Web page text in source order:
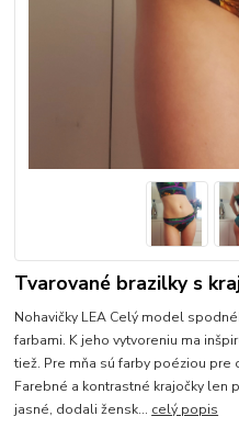
Tvarované brazilky s
Nohavičky LEA Celý model
farbami. K jeho vytvoreniu ma
tiež. Pre mňa sú farby poéziou pre
Farebné a kontrastné krajočky len
jasné, dodali žensk... celý popis